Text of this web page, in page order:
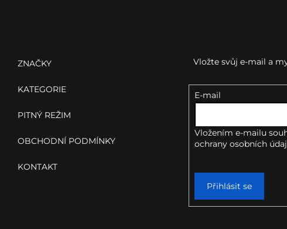
ZNAČKY
KATEGORIE
PITNÝ REŽIM
OBCHODNÍ PODMÍNKY
KONTAKT
Vložte svůj e-mail a
E-mail
Vložením e-mailu
ochrany osobních
Přihlásit se